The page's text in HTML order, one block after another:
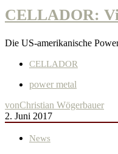
CELLADOR:
Die US-amerikanische
CELLADOR
power metal
vonChristian Wögerbauer
2. Juni 2017
News